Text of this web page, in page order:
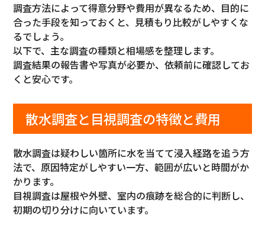
調査方法によって得意分野や費用が異なるため、目的に
合った手段を知っておくと、見積もり比較がしやすくな
るでしょう。
以下で、主な調査の種類と相場感を整理します。
調査結果の報告書や写真が必要か、依頼前に確認してお
くと安心です。
散水調査と目視調査の特徴と費用
散水調査は疑わしい箇所に水を当てて浸入経路を追う方
法で、原因特定がしやすい一方、範囲が広いと時間がか
かります。
目視調査は屋根や外壁、室内の痕跡を総合的に判断し、
初期の切り分けに向いています。